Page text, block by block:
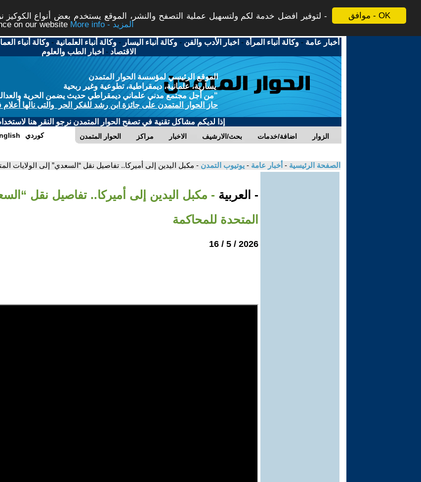
موافق - OK
لتوفير افضل خدمة لكم ولتسهيل عملية التصفح والنشر، الموقع يستخدم بعض أنواع
on our website
More info - المزيد
أخبار عامة -وكالة أنباء المرأة - اخبار الأدب والفن -وكالة أنباء اليسار -وكالة أنباء العلمانية -وكالة أنباء
الاقتصاد - اخبار الطب والعلوم
الموقع الرئيسي لمؤسسة الحوار المتمدن
يسارية، علمانية، ديمقراطية، تطوعية وغير ربحية
"من أجل مجتمع مدني علماني ديمقراطي حديث يضمن الحرية والعدالة
حاز الحوار المتمدن على جائزة ابن رشد للفكر الحر والتى نالها أعلام
إذا لديكم مشاكل تقنية في تصفح الحوار المتمدن نرجو النقر هنا
الحوار المتمدن مراكز الاخبار بحث/الارشيف اضافة/خدمات الزوار كوردي
الصفحة الرئيسية - أخبار عامة - يوتيوب التمدن - مكبل اليدين إلى أميركا.. تفاصيل نقل “السعدي” إلى الولايات
- العربية - مكبل اليدين إلى أميركا.. تفاصيل نقل
المتحدة للمحاكمة
2026 / 5 / 16